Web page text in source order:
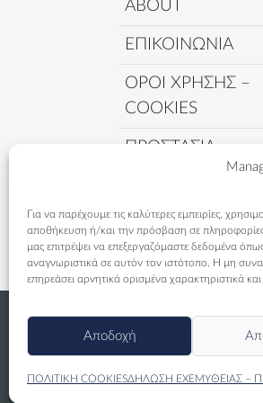
Για να παρέχουμε τις καλύτερες εμπειρίες,
αποθήκευση ή/και την πρόσβαση σε πληροφορίες
μας επιτρέψει να επεξεργαζόμαστε δεδομένα
αναγνωριστικά σε αυτόν τον ιστότοπο. Η μη
επηρεάσει αρνητικά ορισμένα χαρακτηριστικά και
Αποδοχή
ΠΟΛΙΤΙΚΗ COOKIESΔΗΛΩΣΗ ΕΧΕΜΥΘΕΙΑΣ –
ABOUT
ΕΠΙΚΟΙΝΩΝΙΑ
ΟΡΟΙ ΧΡΗΣΗΣ –
COOKIES
ΠΡΟΣΤΑΣΙΑ
ΔΕΔΟΜΕΝΩΝ
ΠΟΛΙΤΙΚΗ